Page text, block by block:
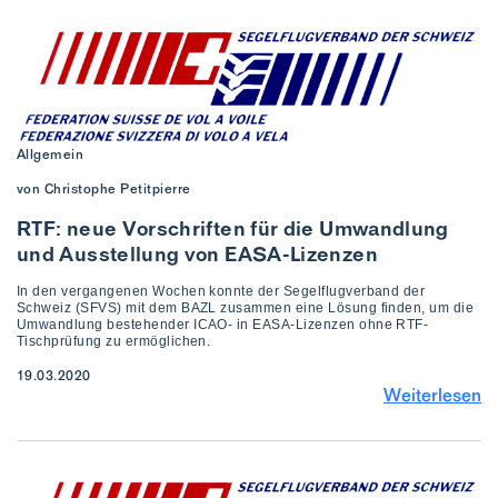
Allgemein
von Christophe Petitpierre
RTF: neue Vorschriften für die Umwandlung
und Ausstellung von EASA-Lizenzen
In den vergangenen Wochen konnte der Segelflugverband der
Schweiz (SFVS) mit dem BAZL zusammen eine Lösung finden, um die
Umwandlung bestehender ICAO- in EASA-Lizenzen ohne RTF-
Tischprüfung zu ermöglichen.
19.03.2020
Weiterlesen